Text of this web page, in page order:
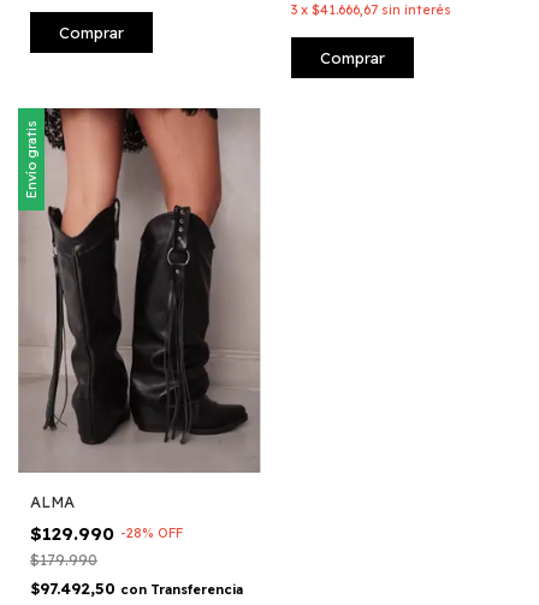
Comprar
3 x $41.666,67 sin interés
Comprar
Envío gratis
ALMA
$129.990 -28% OFF
$179.990
$97.492,50 con Transferencia